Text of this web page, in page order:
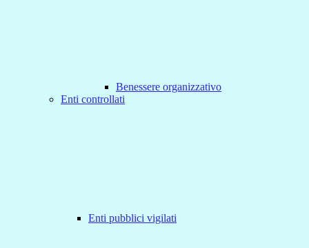
Benessere organizzativo
Enti controllati
Enti pubblici vigilati